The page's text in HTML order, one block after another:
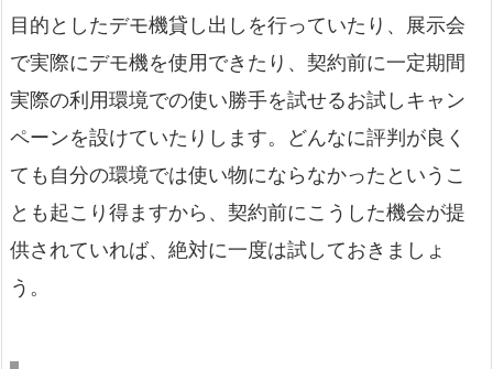
目的としたデモ機貸し出しを行っていたり、展示会
で実際にデモ機を使用できたり、契約前に一定期間
実際の利用環境での使い勝手を試せるお試しキャン
ペーンを設けていたりします。どんなに評判が良く
ても自分の環境では使い物にならなかったというこ
とも起こり得ますから、契約前にこうした機会が提
供されていれば、絶対に一度は試しておきましょ
う。